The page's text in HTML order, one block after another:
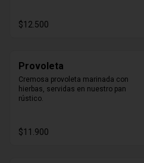
$12.500
Provoleta
Cremosa provoleta marinada con
hierbas, servidas en nuestro pan
rústico.
$11.900